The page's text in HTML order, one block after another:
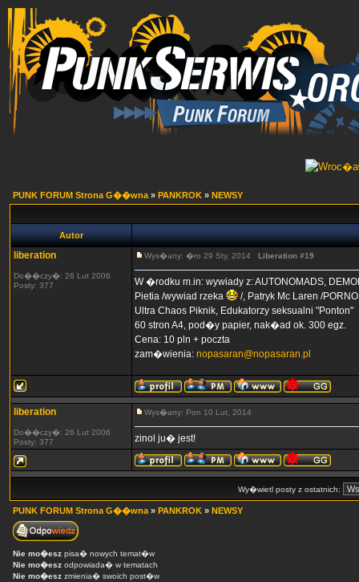
PUNK FORUM Strona G��wna » PANKROK » NEWSY
Autor
liberation
Do��czy�: 26 Lut 2006
Posty: 377
Wys�any: �ro 29 Sty, 2014 Liberation #19
W �rodku m.in: wywiady z: AUTONOMADS,
Pietia /wywiad rzeka
/, Patryk Mc Laren /
Ultra Chaos Piknik, Edukatorzy seksualni "Ponton"
60 stron A4, pod�y papier, nak�ad ok. 300 egz.
Cena: 10 pln + poczta
zam�wienia: nopasaran@nopasaran.pl
liberation
Do��czy�: 26 Lut 2006
Posty: 377
Wys�any: Pon 10 Lut, 2014
zinol ju� jest!
Wy�wietl posty z ostatnich:
PUNK FORUM Strona G��wna » PANKROK » NEWSY
Nie mo�esz pisa� nowych temat�w
Nie mo�esz odpowiada� w tematach
Nie mo�esz zmienia� swoich post�w